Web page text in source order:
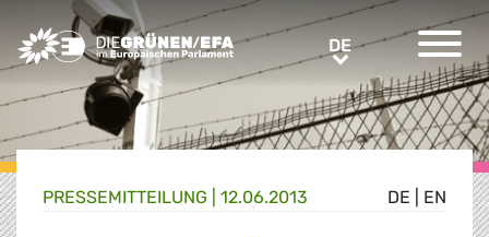
Greens/EFA Home DEDE
DE EN
PRESSE­MITTEILUNG 12.06.2013